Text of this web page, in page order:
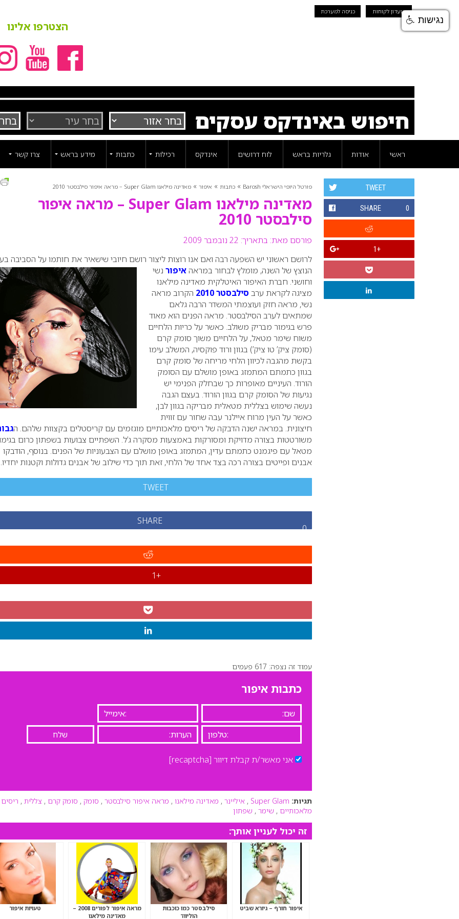
מועדון לקוחות כניסה למערכת
הצטרפו אלינו
חיפוש באינדקס עסקים
ראשי אודות גלריות בראש לוח דרושים אינדקס רכילות כתבות מידע בראש צרו קשר
פורטל היופי הישראלי Barosh » כתבות » איפור » מאדינה מילאנו Super Glam – מראה איפור סילבסטר 2010
מאדינה מילאנו Super Glam – מראה איפור
סילבסטר 2010
פורסם מאת: בתאריך: 22 נובמבר 2009
TWEET
SHARE 0
+1
לרושם ראשוני יש השפעה רבה ואם אנו רוצות ליצור רושם חיובי שישאיר את חותמו על הסביבה
הנוצץ של השנה, מומלץ לבחור במראהאיפור נשי
וחושני. חברת האיפור האיטלקית מאדינה מילאנו
מציגה לקראת ערב סילבסטר 2010
הקרוב מראה
נשי, מראה חזק ועוצמתי המשדר הרבה גלאם
שמתאים לערב הסילבסטר. מראה הפנים הוא מאוד
פרש בגימור מבריק משולב. כאשר על כריות הלחיים
משוח שימר מטאל, על הלחיים משוך סומק קרם
(סומק ציק’ טו ציק’) בגוון ורוד פוקסיה, המשלב עימו
בקשת מהגבה לכיוון הלחי מריחה של סומק קרם
בגוון כתמתם המתמזג באופן מושלם עם הסומק
הורוד. העיניים מאופרות כך שבחלק הפנימי יש
נגיעות של הסומק קרם בגוון הורוד. בעצם הגבה
נעשה שימוש בצללית מטאלית מבריקה בגוון לבן,
כאשר על העין מרוח איילנר עבה שחור עם זווית
חיצונית. במראה ישנה הדבקה של ריסים מלאכותיים מוגזמים עם קריסטלים בקצוות שלהם. ה
משורטטות בצורה מדויקת ומסורקות באמצעות מסקרה ג’ל. השפתיים צבועות בשפתון כרום
מטאל עם פיגמנט כתמתם עדין, המתמזג באופן מושלם עם הצבעוניות של הפנים. בנוסף, הודבקו
אבנים ופייטים בצורה רכה בצד אחד של הלחי, זאת תוך כדי שילוב של אבנים גדולות וקטנות יחדיו.
TWEET
SHARE
0
+1
עמוד זה נצפה: 617 פעמים
כתבות איפור
אני מאשר/ת קבלת דיוור [recaptcha]
תגיות: Super Glam
, איליינר , מאדינה מילאנו , מראה איפור סילבסטר , סומק , סומק קרם , צללית , ריסים
מלאכותיים , שימר , שפתון
זה יכול לעניין אותך:
איפור חורף – גיורא שביט
סילבסטר כמו כוכבות
הוליווד
מראה איפור לפורים 2008 –
מאדינה מילאנו
טעויות איפור
נגישות